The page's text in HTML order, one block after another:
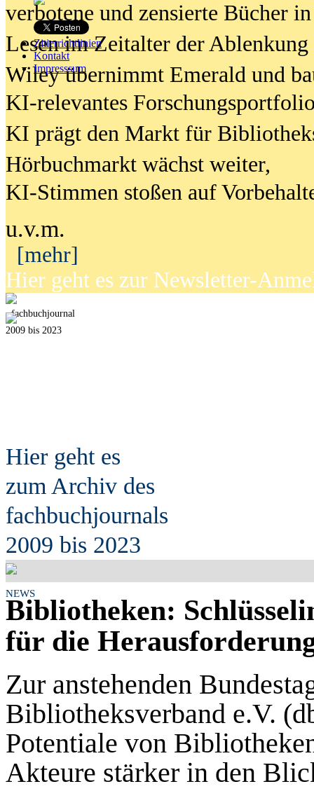
Zitierrichtlinien
Kontakt
Impresssum
verbotene und zensierte Bücher
Lesen im Zeitalter der Ablenkung
Wiley übernimmt Emerald und
KI-relevantes
KI prägt den Markt für
Hörbuchmarkt wächst weiter,
KI-Stimmen stoßen auf
u.v.m.
[mehr]
Hier geht es zur Newsletter-
fachbuchjournal
2009 bis 2023
Hier geht es
zum Archiv des
fachbuchjournals
2009 bis 2023
NEWS
Bibliotheken:
für die
Zur anstehenden
Bibliotheksverband e.V.
Potentiale von
Akteure stärker in den